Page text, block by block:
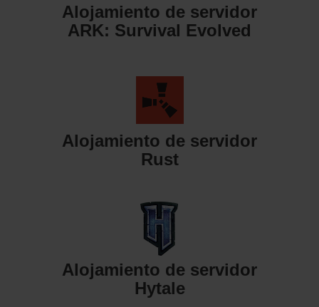
Alojamiento de servidor
ARK: Survival Evolved
Alojamiento de servidor
Rust
Alojamiento de servidor
Hytale